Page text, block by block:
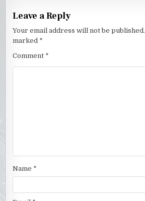
Leave a Reply
Your email address will not be published.
marked *
Comment *
Name *